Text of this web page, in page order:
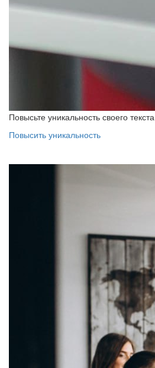
Повысьте уникальность своего текста
Повысить уникальность